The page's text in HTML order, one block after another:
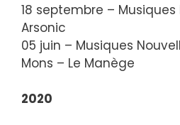
18 septembre –
Arsonic
05 juin – Musiques
Mons – Le Manège
2020